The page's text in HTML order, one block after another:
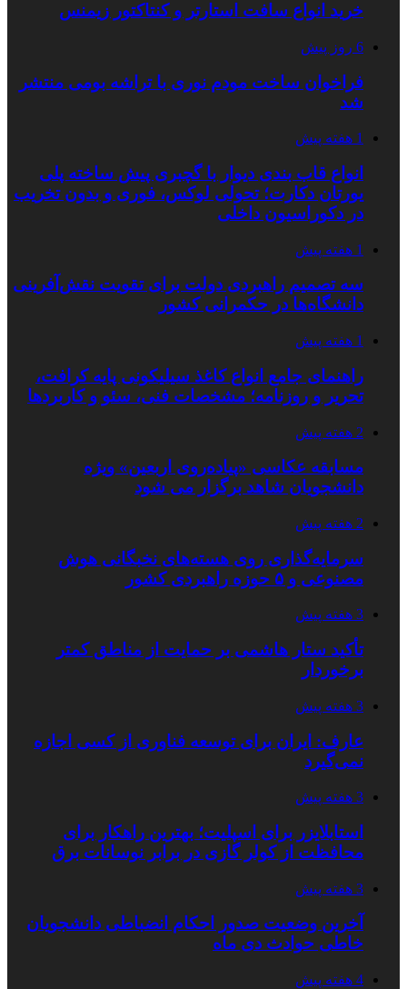
خرید انواع سافت استارتر و کنتاکتور زیمنس
6 روز پیش
فراخوان ساخت مودم نوری با تراشه بومی منتشر
شد
1 هفته پیش
انواع قاب بندی دیوار با گچبری پیش ساخته پلی
یورتان دکارت؛ تحولی لوکس، فوری و بدون تخریب
در دکوراسیون داخلی
1 هفته پیش
سه تصمیم راهبردی دولت برای تقویت نقش‌آفرینی
دانشگاه‌ها در حکمرانی کشور
1 هفته پیش
راهنمای جامع انواع کاغذ سیلیکونی پایه کرافت،
تحریر و روزنامه؛ مشخصات فنی، سئو و کاربردها
2 هفته پیش
مسابقه عکاسی «پیاده‌روی اربعین» ویژه
دانشجویان شاهد برگزار می شود
2 هفته پیش
سرمایه‌گذاری روی هسته‌های نخبگانی هوش
مصنوعی و ۵ حوزه راهبردی کشور
3 هفته پیش
تأکید ستار هاشمی بر حمایت از مناطق کمتر
برخوردار
3 هفته پیش
عارف: ایران برای توسعه فناوری از کسی اجازه
نمی‌گیرد
3 هفته پیش
استابلایزر برای اسپلیت؛ بهترین راهکار برای
محافظت از کولر گازی در برابر نوسانات برق
3 هفته پیش
آخرین وضعیت صدور احکام انضباطی دانشجویان
خاطی حوادث دی ماه
4 هفته پیش